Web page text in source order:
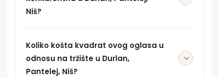
Niš?
Koliko košta kvadrat ovog oglasa u
odnosu na tržište u Durlan,
Pantelej, Niš?